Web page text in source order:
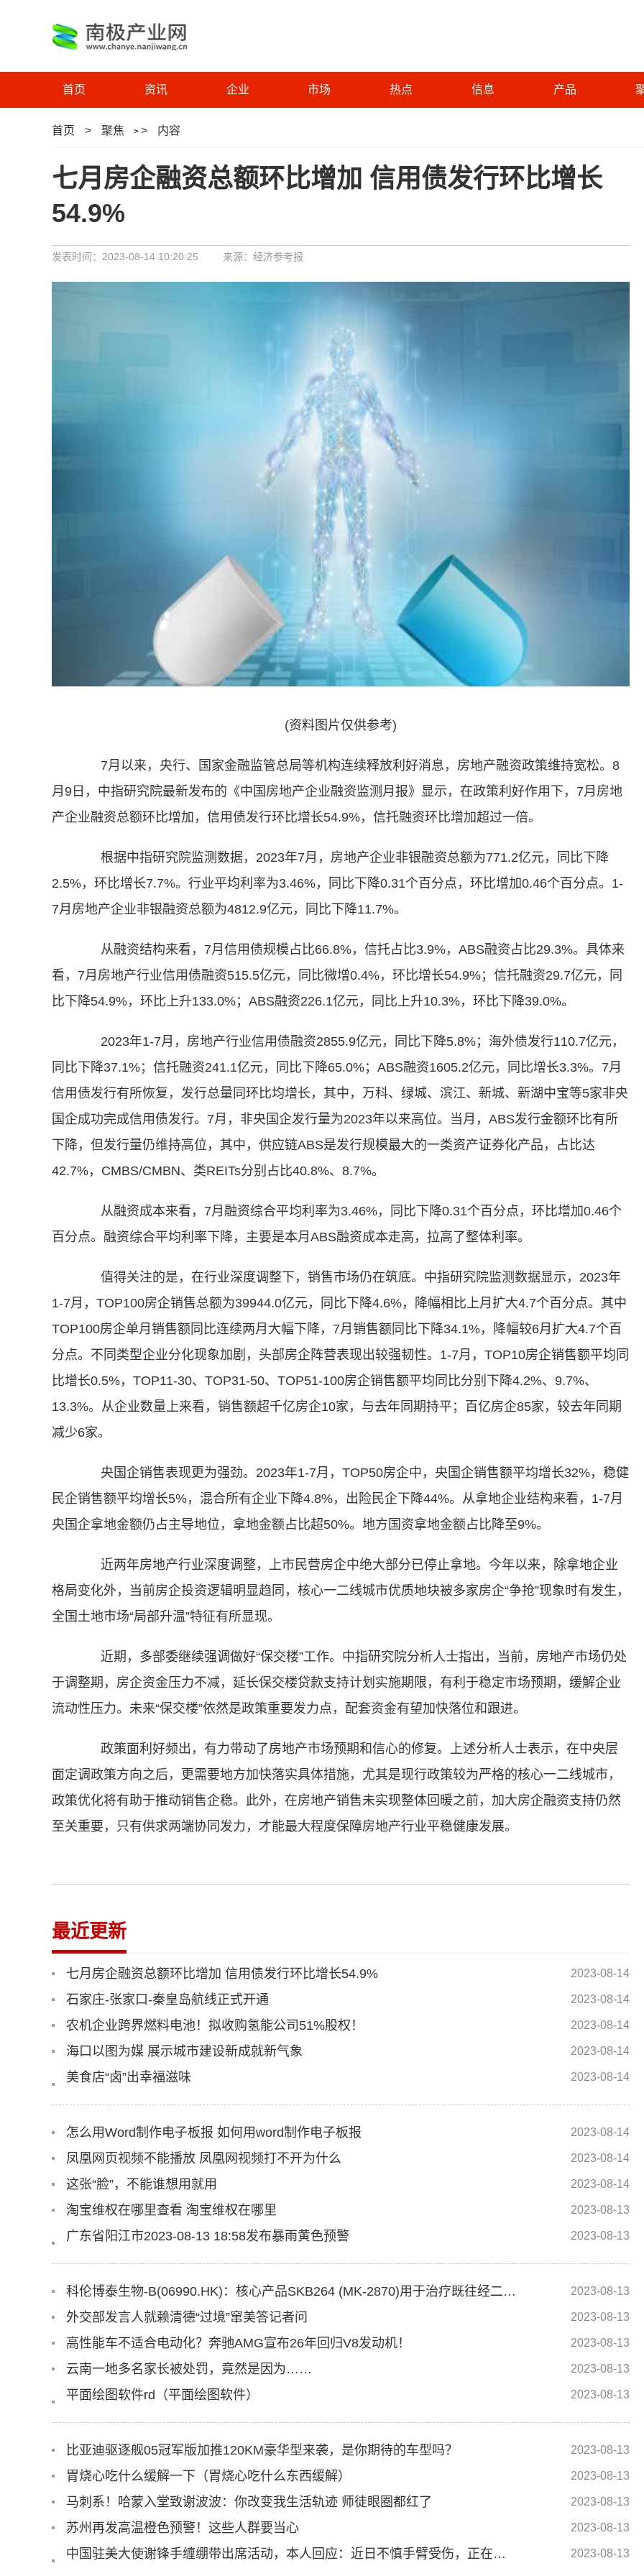
首页 资讯 企业 市场 热点 信息 产品
首页 > 聚焦 > > 内容
七月房企融资总额环比增加 信用债发行环比增长
54.9%
发表时间：2023-08-14 10:20:25 来源：经济参考报
(资料图片仅供参考)
7月以来，央行、国家金融监管总局等机构连续释放利好消息，房地产融资政策维持宽松。8
月9日，中指研究院最新发布的《中国房地产企业融资监测月报》显示，在政策利好作用下，7月房地
产企业融资总额环比增加，信用债发行环比增长54.9%，信托融资环比增加超过一倍。
根据中指研究院监测数据，2023年7月，房地产企业非银融资总额为771.2亿元，同比下降
2.5%，环比增长7.7%。行业平均利率为3.46%，同比下降0.31个百分点，环比增加0.46个百分点。1-
7月房地产企业非银融资总额为4812.9亿元，同比下降11.7%。
从融资结构来看，7月信用债规模占比66.8%，信托占比3.9%，ABS融资占比29.3%。具体来
看，7月房地产行业信用债融资515.5亿元，同比微增0.4%，环比增长54.9%；信托融资29.7亿元，同
比下降54.9%，环比上升133.0%；ABS融资226.1亿元，同比上升10.3%，环比下降39.0%。
2023年1-7月，房地产行业信用债融资2855.9亿元，同比下降5.8%；海外债发行110.7亿元，
同比下降37.1%；信托融资241.1亿元，同比下降65.0%；ABS融资1605.2亿元，同比增长3.3%。7月
信用债发行有所恢复，发行总量同环比均增长，其中，万科、绿城、滨江、新城、新湖中宝等5家非央
国企成功完成信用债发行。7月，非央国企发行量为2023年以来高位。当月，ABS发行金额环比有所
下降，但发行量仍维持高位，其中，供应链ABS是发行规模最大的一类资产证券化产品，占比达
42.7%，CMBS/CMBN、类REITs分别占比40.8%、8.7%。
从融资成本来看，7月融资综合平均利率为3.46%，同比下降0.31个百分点，环比增加0.46个
百分点。融资综合平均利率下降，主要是本月ABS融资成本走高，拉高了整体利率。
值得关注的是，在行业深度调整下，销售市场仍在筑底。中指研究院监测数据显示，2023年
1-7月，TOP100房企销售总额为39944.0亿元，同比下降4.6%，降幅相比上月扩大4.7个百分点。其中
TOP100房企单月销售额同比连续两月大幅下降，7月销售额同比下降34.1%，降幅较6月扩大4.7个百
分点。不同类型企业分化现象加剧，头部房企阵营表现出较强韧性。1-7月，TOP10房企销售额平均同
比增长0.5%，TOP11-30、TOP31-50、TOP51-100房企销售额平均同比分别下降4.2%、9.7%、
13.3%。从企业数量上来看，销售额超千亿房企10家，与去年同期持平；百亿房企85家，较去年同期
减少6家。
央国企销售表现更为强劲。2023年1-7月，TOP50房企中，央国企销售额平均增长32%，稳健
民企销售额平均增长5%，混合所有企业下降4.8%，出险民企下降44%。从拿地企业结构来看，1-7月
央国企拿地金额仍占主导地位，拿地金额占比超50%。地方国资拿地金额占比降至9%。
近两年房地产行业深度调整，上市民营房企中绝大部分已停止拿地。今年以来，除拿地企业
格局变化外，当前房企投资逻辑明显趋同，核心一二线城市优质地块被多家房企“争抢”现象时有发生，
全国土地市场“局部升温”特征有所显现。
近期，多部委继续强调做好“保交楼”工作。中指研究院分析人士指出，当前，房地产市场仍处
于调整期，房企资金压力不减，延长保交楼贷款支持计划实施期限，有利于稳定市场预期，缓解企业
流动性压力。未来“保交楼”依然是政策重要发力点，配套资金有望加快落位和跟进。
政策面利好频出，有力带动了房地产市场预期和信心的修复。上述分析人士表示，在中央层
面定调政策方向之后，更需要地方加快落实具体措施，尤其是现行政策较为严格的核心一二线城市，
政策优化将有助于推动销售企稳。此外，在房地产销售未实现整体回暖之前，加大房企融资支持仍然
至关重要，只有供求两端协同发力，才能最大程度保障房地产行业平稳健康发展。
最近更新
七月房企融资总额环比增加 信用债发行环比增长54.9% 2023-08-14
石家庄-张家口-秦皇岛航线正式开通 2023-08-14
农机企业跨界燃料电池！拟收购氢能公司51%股权！ 2023-08-14
海口以图为媒 展示城市建设新成就新气象 2023-08-14
美食店“卤”出幸福滋味 2023-08-14
怎么用Word制作电子板报 如何用word制作电子板报 2023-08-14
凤凰网页视频不能播放 凤凰网视频打不开为什么 2023-08-14
这张“脸”，不能谁想用就用 2023-08-14
淘宝维权在哪里查看 淘宝维权在哪里 2023-08-13
广东省阳江市2023-08-13 18:58发布暴雨黄色预警 2023-08-13
科伦博泰生物-B(06990.HK)：核心产品SKB264 (MK-2870)用于治疗既往经二线及以上标准治疗的不可手术切除的局部晚期、复发或转移性TNBC患者的III期临床试验达到主要研究终点 2023-08-13
外交部发言人就赖清德“过境”窜美答记者问 2023-08-13
高性能车不适合电动化？奔驰AMG宣布26年回归V8发动机！ 2023-08-13
云南一地多名家长被处罚，竟然是因为…… 2023-08-13
平面绘图软件rd（平面绘图软件） 2023-08-13
比亚迪驱逐舰05冠军版加推120KM豪华型来袭，是你期待的车型吗？ 2023-08-13
胃烧心吃什么缓解一下（胃烧心吃什么东西缓解） 2023-08-13
马刺系！哈蒙入堂致谢波波：你改变我生活轨迹 师徒眼圈都红了 2023-08-13
苏州再发高温橙色预警！这些人群要当心 2023-08-13
中国驻美大使谢锋手缠绷带出席活动，本人回应：近日不慎手臂受伤，正在稳步恢复 2023-08-13